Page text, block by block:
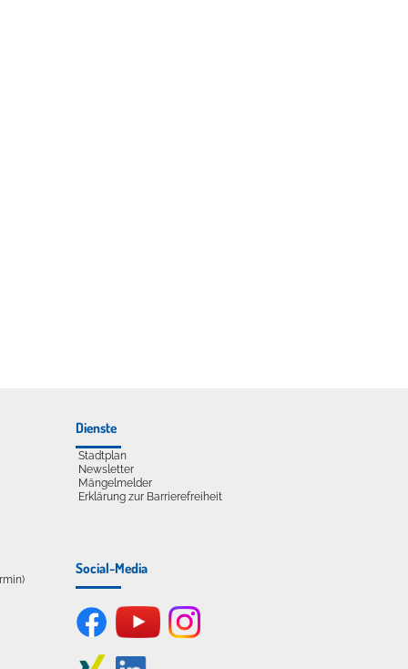
Dienste
Stadtplan
Newsletter
Mängelmelder
Erklärung zur Barrierefreiheit
Social-Media